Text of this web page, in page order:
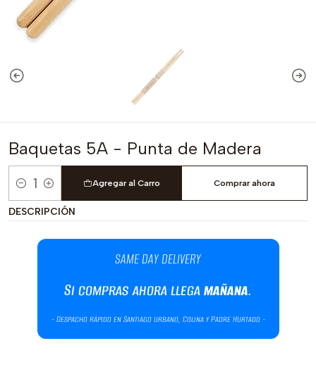
Baquetas 5A - Punta de Madera
Cantidad
Agregar al Carro Comprar ahora
DESCRIPCIÓN